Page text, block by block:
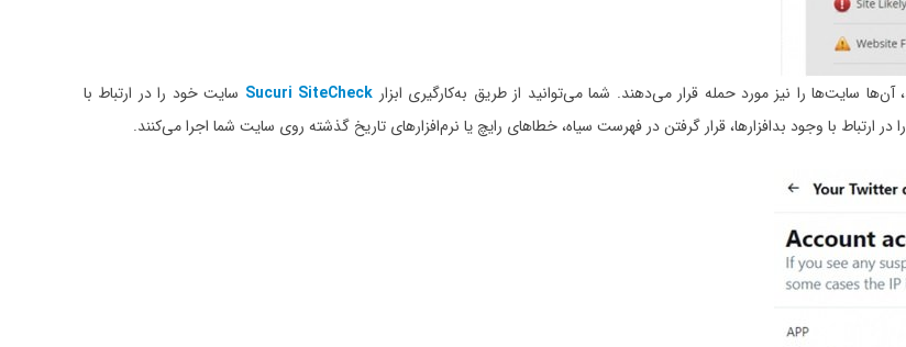
سایت‌ها را نیز مورد حمله قرار می‌دهند. شما می‌توانید از طریق به‌کارگیری ابزار Sucuri SiteCheck سایت خود را در ارتباط با
در ارتباط با وجود بدافزارها، قرار گرفتن در فهرست سیاه، خطاهای رایچ یا نرم‌افزارهای تاریخ گذشته روی سایت شما اجرا می‌کنند.